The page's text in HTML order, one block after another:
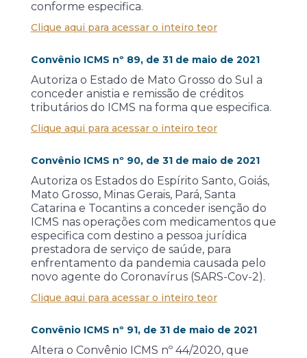
conforme especifica.
Clique aqui para acessar o inteiro teor
Convênio ICMS nº 89, de 31 de maio de 2021
Autoriza o Estado de Mato Grosso do Sul a
conceder anistia e remissão de créditos
tributários do ICMS na forma que especifica.
Clique aqui para acessar o inteiro teor
Convênio ICMS nº 90, de 31 de maio de 2021
Autoriza os Estados do Espírito Santo, Goiás,
Mato Grosso, Minas Gerais, Pará, Santa
Catarina e Tocantins a conceder isenção do
ICMS nas operações com medicamentos que
especifica com destino a pessoa jurídica
prestadora de serviço de saúde, para
enfrentamento da pandemia causada pelo
novo agente do Coronavírus (SARS-Cov-2).
Clique aqui para acessar o inteiro teor
Convênio ICMS nº 91, de 31 de maio de 2021
Altera o Convênio ICMS nº 44/2020, que